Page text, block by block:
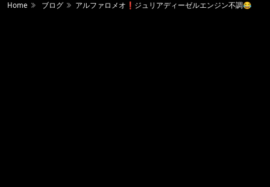
Home ブログ アルファロメオ❗️ジュリアディーゼルエンジン不調😂